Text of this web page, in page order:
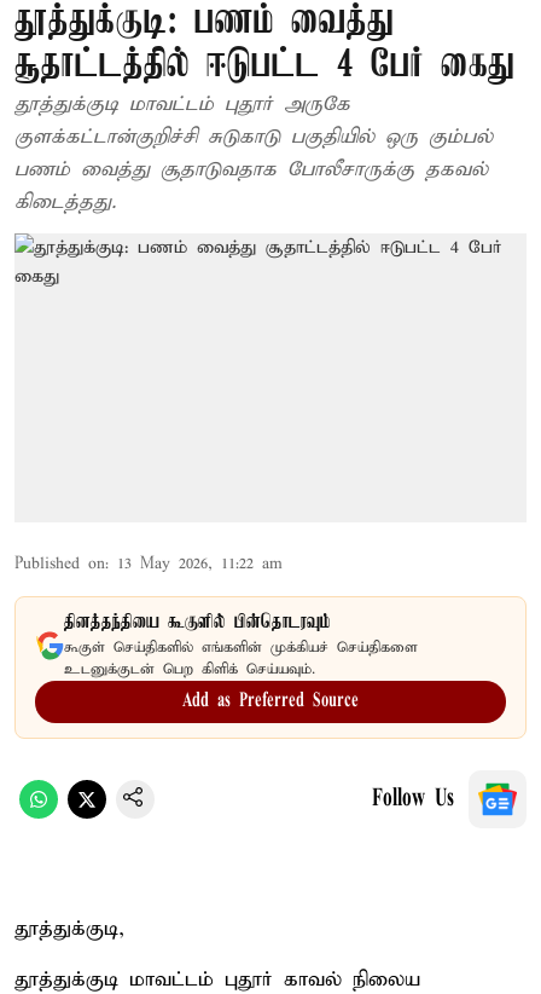
தூத்துக்குடி: பணம் வைத்து
சூதாட்டத்தில் ஈடுபட்ட 4 பேர் கைது
தூத்துக்குடி மாவட்டம் புதூர் அருகே
குளக்கட்டான்குறிச்சி சுடுகாடு பகுதியில் ஒரு கும்பல்
பணம் வைத்து சூதாடுவதாக போலீசாருக்கு தகவல்
கிடைத்தது.
Published on: 13 May 2026, 11:22 am
தினத்தந்தியை கூகுளில் பின்தொடரவும்
கூகுள் செய்திகளில் எங்களின் முக்கியச் செய்திகளை
உடனுக்குடன் பெற கிளிக் செய்யவும்.
Add as Preferred Source
Follow Us
தூத்துக்குடி,
தூத்துக்குடி மாவட்டம் புதூர் காவல் நிலைய